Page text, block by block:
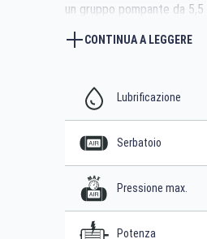
un gruppo pompante da
paracinghia in metallo che
robusti piedi di appoggio
utilizzo.
CONTINUA A LEGGERE
Lubrificazione
Serbatoio
Pressione max.
Potenza